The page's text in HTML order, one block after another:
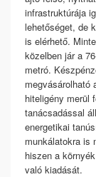
infrastruktúrája
lehetőséget, de
is elérhető.
közelben jár a
metró.
megvásárolható
hiteligény merül
tanácsadással
energetikai
munkálatokra is
hiszen a
való kiadását.